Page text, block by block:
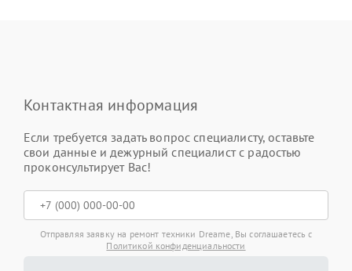
Контактная информация
Если требуется задать вопрос специалисту, оставьте
свои данные и дежурный специалист с радостью
проконсультирует Вас!
Отправляя заявку на ремонт техники Dreame, Вы соглашаетесь с
Политикой конфиденциальности